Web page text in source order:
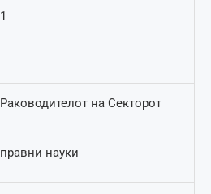
1
Раководителот на Секторот
правни науки